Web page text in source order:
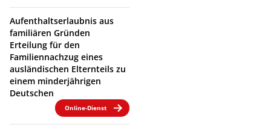
Aufenthaltserlaubnis aus
familiären Gründen
Erteilung für den
Familiennachzug eines
ausländischen Elternteils zu
einem minderjährigen
Deutschen
Online-Dienst